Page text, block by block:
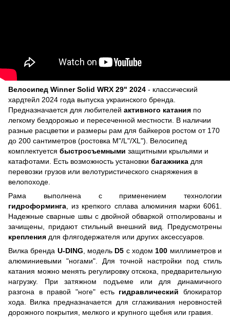
Велосипед Winner Solid WRX 29" 2024 - классический
хардтейл 2024 года выпуска украинского бренда.
Предназначается для любителей активного катания по
легкому бездорожью и пересеченной местности. В наличии
разные расцветки и размеры рам для байкеров ростом от 170
до 200 сантиметров (ростовка M"/L"/XL"). Велосипед
комплектуется быстросъемными защитными крыльями и
катафотами. Есть возможность установки багажника для
перевозки грузов или велотуристического снаряжения в
велопоходе.
Рама выполнена с применением технологии
гидроформинга , из крепкого сплава алюминия марки 6061.
Надежные сварные швы с двойной обваркой отполированы и
зачищены, придают стильный внешний вид. Предусмотрены
крепления для флягодержателя или других аксессуаров.
Вилка бренда U-DING , модель D5 с ходом 100 миллиметров и
алюминиевыми "ногами". Для точной настройки под стиль
катания можно менять регулировку отскока, предварительную
нагрузку. При затяжном подъеме или для динамичного
разгона в правой "ноге" есть гидравлическийблокиратор
хода. Вилка предназначается для сглаживания неровностей
дорожного покрытия, мелкого и крупного щебня или гравия.